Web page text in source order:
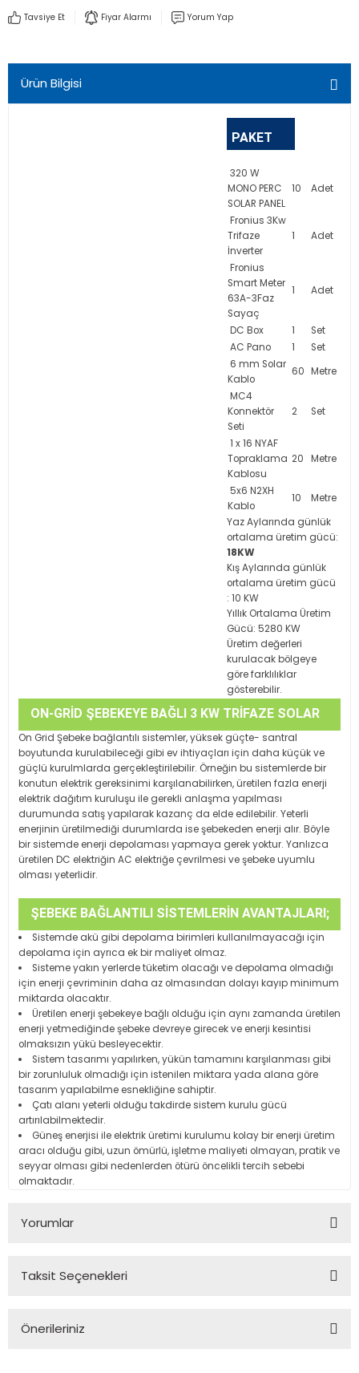
Tavsiye Et Fiyar Alarmı Yorum Yap
Ürün Bilgisi
PAKET
İÇERİĞİ -
5 YIL
SİSTEM
GARANTİLİ
320 W
MONO PERC
SOLAR PANEL
10 Adet
Fronius 3Kw
Trifaze
İnverter
1 Adet
Fronius
Smart Meter
63A-3Faz
Sayaç
1 Adet
DC Box 1
Set
AC Pano
1
Set
6 mm Solar
Kablo
60 Metre
MC4
Konnektör
Seti
2 Set
1 x 16 NYAF
Topraklama
Kablosu
20 Metre
5x6 N2XH
Kablo
10
Metre
Yaz Aylarında günlük
ortalama üretim gücü:
18KW
Kış Aylarında günlük
ortalama üretim gücü
: 10 KW
Yıllık Ortalama Üretim
Gücü: 5280 KW
Üretim değerleri
kurulacak bölgeye
göre farklılıklar
gösterebilir.
ON-GRİD ŞEBEKEYE BAĞLI 3 KW TRİFAZE SOLAR
ÇATI PAKET SİSTEMİ
On Grid Şebeke bağlantılı sistemler, yüksek güçte- santral
boyutunda kurulabileceği gibi ev ihtiyaçları için daha küçük ve
güçlü kurulmlarda gerçekleştirilebilir. Örneğin bu sistemlerde bir
konutun elektrik gereksinimi karşılanabilirken, üretilen fazla enerji
elektrik dağıtım kuruluşu ile gerekli anlaşma yapılması
durumunda satış yapılarak kazanç da elde edilebilir. Yeterli
enerjinin üretilmediği durumlarda ise şebekeden enerji alır. Böyle
bir sistemde enerji depolaması yapmaya gerek yoktur. Yanlızca
üretilen DC elektriğin AC elektriğe çevrilmesi ve şebeke uyumlu
olması yeterlidir.
ŞEBEKE BAĞLANTILI SİSTEMLERİN AVANTAJLARI;
Sistemde akü gibi depolama birimleri kullanılmayacağı için
depolama için ayrıca ek bir maliyet olmaz.
Sisteme yakın yerlerde tüketim olacağı ve depolama olmadığı
için enerji çevriminin daha az olmasından dolayı kayıp minimum
miktarda olacaktır.
Üretilen enerji şebekeye bağlı olduğu için aynı zamanda üretilen
enerji yetmediğinde şebeke devreye girecek ve enerji kesintisi
olmaksızın yükü besleyecektir.
Sistem tasarımı yapılırken, yükün tamamını karşılanması gibi
bir zorunluluk olmadığı için istenilen miktara yada alana göre
tasarım yapılabilme esnekliğine sahiptir.
Çatı alanı yeterli olduğu takdirde sistem kurulu gücü
artırılabilmektedir.
Güneş enerjisi ile elektrik üretimi kurulumu kolay bir enerji üretim
aracı olduğu gibi, uzun ömürlü, işletme maliyeti olmayan, pratik ve
seyyar olması gibi nedenlerden ötürü öncelikli tercih sebebi
olmaktadır.
Yorumlar
Taksit Seçenekleri
Önerileriniz